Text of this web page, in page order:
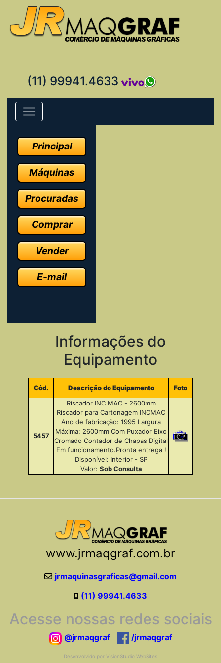
(11) 99941.4633
Principal
Máquinas
Procuradas
Comprar
Vender
E-mail
Informações do
Equipamento
Cód. Descrição do Equipamento Foto
5457
Riscador INC MAC - 2600mm
Riscador para Cartonagem INCMAC
Ano de fabricação: 1995 Largura
Máxima: 2600mm Com Puxador Eixo
Cromado Contador de Chapas Digital
Em funcionamento.Pronta entrega !
Disponível: Interior - SP
Valor: Sob Consulta
www.jrmaqgraf.com.br
jrmaquinasgraficas@gmail.com
(11) 99941.4633
Acesse nossas redes sociais
@jrmaqgraf /jrmaqgraf
Desenvolvido por VisionStudio WebSites